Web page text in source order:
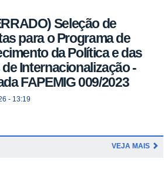
Seleção de
para o Programa de
da Política e das
Internacionalização -
FAPEMIG 009/2023
- 13:19
VEJA MAIS